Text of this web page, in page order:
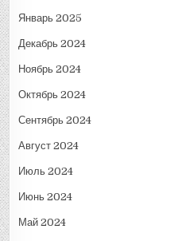
Январь 2025
Декабрь 2024
Ноябрь 2024
Октябрь 2024
Сентябрь 2024
Август 2024
Июль 2024
Июнь 2024
Май 2024